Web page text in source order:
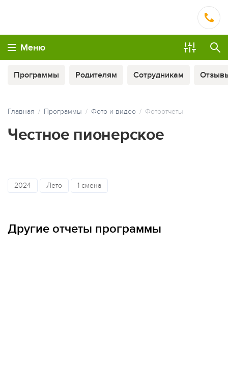
Меню
Программы Родителям Сотрудникам
Главная Программы Фото и видео Фотоотчеты
Честное пионерское
2024 Лето 1 смена
Другие отчеты программы